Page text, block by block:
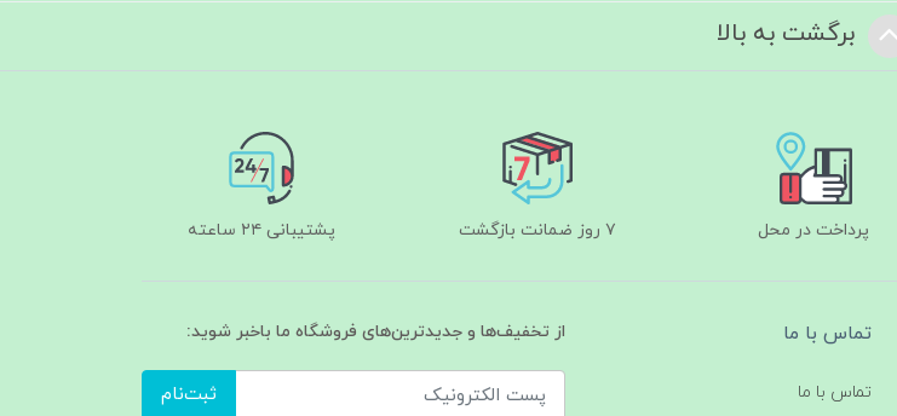
برگشت به بالا
پرداخت در محل ۷ روز ضمانت بازگشت پشتیبانی ۲۴ ساعته
تماس با ما
تماس با ما
از تخفیف‌ها و جدیدترین‌های فروشگاه ما باخبر شوید:
ثبت‌نام